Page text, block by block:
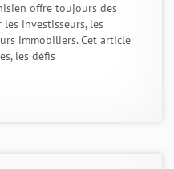
offre toujours des
investisseurs, les
immobiliers. Cet article
les défis